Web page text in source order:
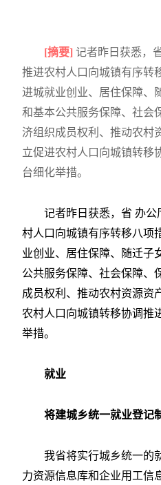
[摘要] 记者昨日获悉，
推进农村人口向城镇有序转
进城就业创业、居住保障、
和基本公共服务保障、社会
济组织成员权利、推动农村
立促进农村人口向城镇转移
台细化举措。
记者昨日获悉，省 办公
村人口向城镇有序转移八项
业创业、居住保障、随迁子
公共服务保障、社会保障、
成员权利、推动农村资源资
农村人口向城镇转移协调推
举措。
就业
将建城乡统一就业登记
我省将实行城乡统一的
力资源信息库和企业用工信